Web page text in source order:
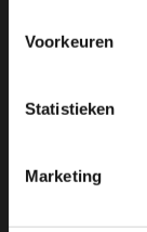
Voorkeuren
Statistieken
Marketing